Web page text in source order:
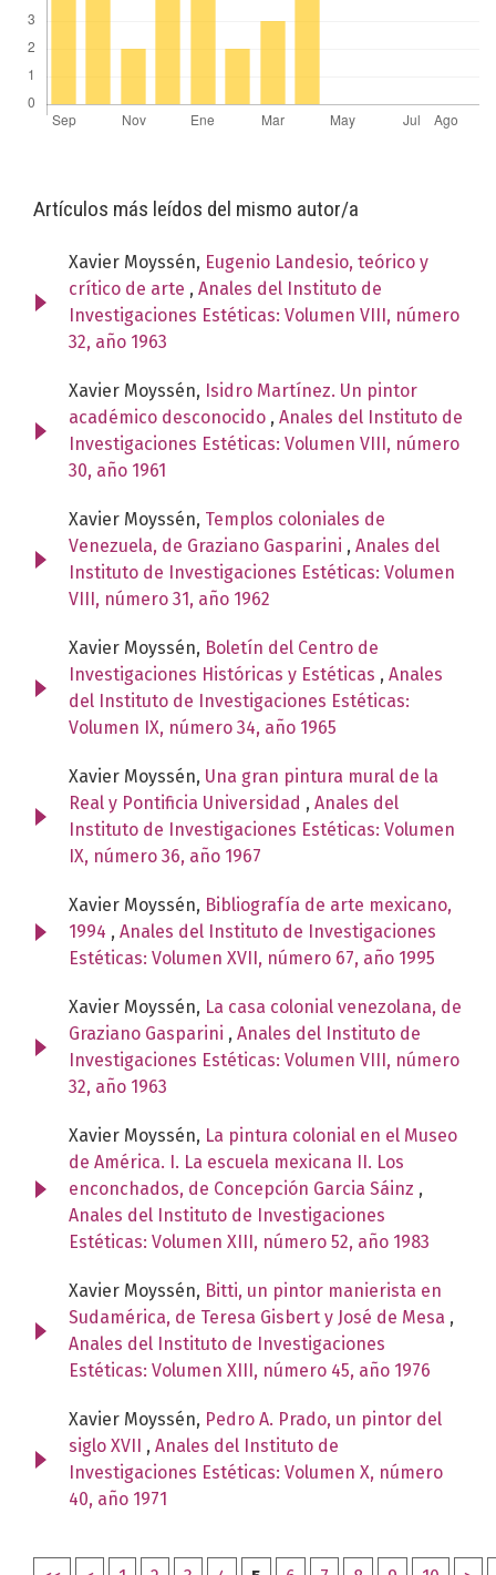
Artículos más leídos del mismo autor/a
Xavier Moyssén, Eugenio Landesio, teórico y
crítico de arte , Anales del Instituto de
Investigaciones Estéticas: Volumen VIII, número
32, año 1963
Xavier Moyssén, Isidro Martínez. Un pintor
académico desconocido , Anales del Instituto de
Investigaciones Estéticas: Volumen VIII, número
30, año 1961
Xavier Moyssén, Templos coloniales de
Venezuela, de Graziano Gasparini , Anales del
Instituto de Investigaciones Estéticas: Volumen
VIII, número 31, año 1962
Xavier Moyssén, Boletín del Centro de
Investigaciones Históricas y Estéticas , Anales
del Instituto de Investigaciones Estéticas:
Volumen IX, número 34, año 1965
Xavier Moyssén, Una gran pintura mural de la
Real y Pontificia Universidad , Anales del
Instituto de Investigaciones Estéticas: Volumen
IX, número 36, año 1967
Xavier Moyssén, Bibliografía de arte mexicano,
1994 , Anales del Instituto de Investigaciones
Estéticas: Volumen XVII, número 67, año 1995
Xavier Moyssén, La casa colonial venezolana, de
Graziano Gasparini , Anales del Instituto de
Investigaciones Estéticas: Volumen VIII, número
32, año 1963
Xavier Moyssén, La pintura colonial en el Museo
de América. I. La escuela mexicana II. Los
enconchados, de Concepción Garcia Sáinz ,
Anales del Instituto de Investigaciones
Estéticas: Volumen XIII, número 52, año 1983
Xavier Moyssén, Bitti, un pintor manierista en
Sudamérica, de Teresa Gisbert y José de Mesa ,
Anales del Instituto de Investigaciones
Estéticas: Volumen XIII, número 45, año 1976
Xavier Moyssén, Pedro A. Prado, un pintor del
siglo XVII , Anales del Instituto de
Investigaciones Estéticas: Volumen X, número
40, año 1971